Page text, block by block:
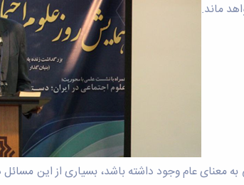
ماند.
به معنای عام وجود داشته باشد، بسیاری از